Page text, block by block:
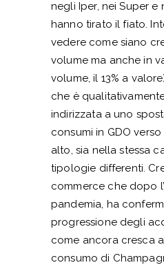
negli Iper, nei Super e
hanno tirato il fiato.
vedere come siano
volume ma anche in
volume, il 13% a
che è
indirizzata a uno
consumi in GDO
alto, sia nella stessa
tipologie differenti.
commerce che dopo
pandemia, ha
progressione degli
come ancora cresca
consumo di